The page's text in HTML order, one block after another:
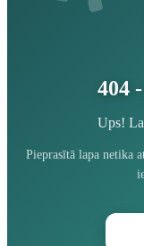
404
Ups!
Pieprasītā lapa netika